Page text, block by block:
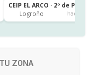
CEIP EL ARCO · 2º de
Logroño
hace 5h
ZONA